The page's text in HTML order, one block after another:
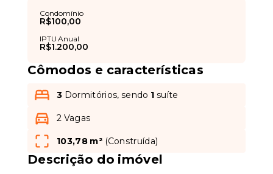
Condomínio
R$100,00
IPTU Anual
R$1.200,00
Cômodos e características
3 Dormitórios, sendo 1 suíte
2 Vagas
103,78 m² (Construída)
Descrição do imóvel